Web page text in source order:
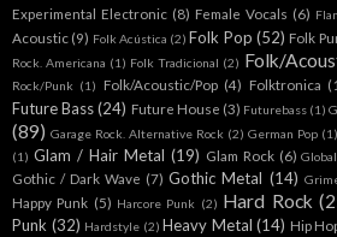
Experimental Electronic (8) Female Vocals (6)
Acoustic (9) Folk Acústica (2) Folk Pop (52) Folk
Rock. Americana (1) Folk Tradicional (2) Folk/
Rock/Punk (1) Folk/Acoustic/Pop (4) Folktronica
Future Bass (24) Future House (3) Futurebass (1)
(89) Garage Rock. Alternative Rock (2) German Pop (1)
(1) Glam / Hair Metal (19) Glam Rock (6)
Gothic / Dark Wave (7) Gothic Metal (14)
Happy Punk (5) Harcore Punk (2) Hard Rock
Punk (32) Hardstyle (2) Heavy Metal (14) Hip